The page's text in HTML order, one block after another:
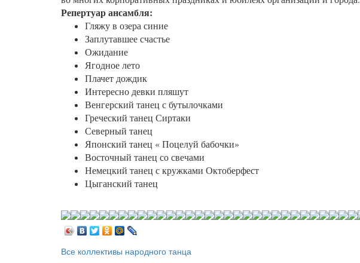
Репертуар ансамбля:
Гляжу в озера синие
Заплутавшее счастье
Ожидание
Ягодное лето
Плачет дождик
Интересно девки пляшут
Венгерский танец с бутылочками
Греческий танец Сиртаки
Северный танец
Японский танец « Поцелуй бабочки»
Восточный танец со свечами
Немецкий танец с кружками Октоберфест
Цыганский танец
Все коллективы народного танца